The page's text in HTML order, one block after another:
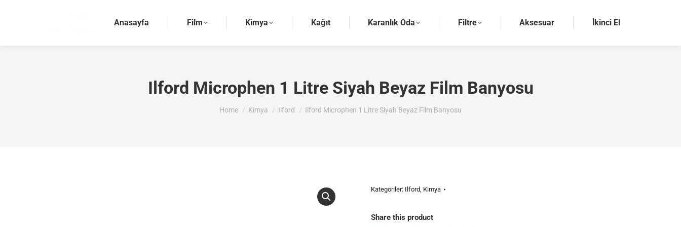
Anasayfa Film Kimya Kağıt Karanlık Oda Filtre Aksesuar İkinci El
Ilford Microphen 1 Litre Siyah Beyaz Film Banyosu
You are here:
Home Kimya Ilford Ilford Microphen 1 Litre Siyah Beyaz Film Banyosu
Kategoriler: Ilford, Kimya
Share this product